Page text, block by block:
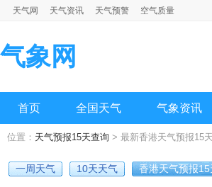
天气网 天气资讯 天气预警 空气质量
气象网
首页 全国天气 气象资讯
位置： 天气预报15天查询 > 最新香港天气预报15
一周天气 10天天气 香港天气预报15